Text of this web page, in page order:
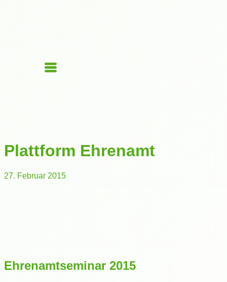
Plattform Ehrenamt
27. Februar 2015
Ehrenamtseminar 2015